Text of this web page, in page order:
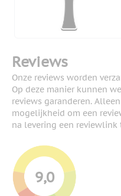
Reviews
Onze reviews worden
Op deze manier kunnen
reviews garanderen.
mogelijkheid om een
na levering een reviewlink
9,0